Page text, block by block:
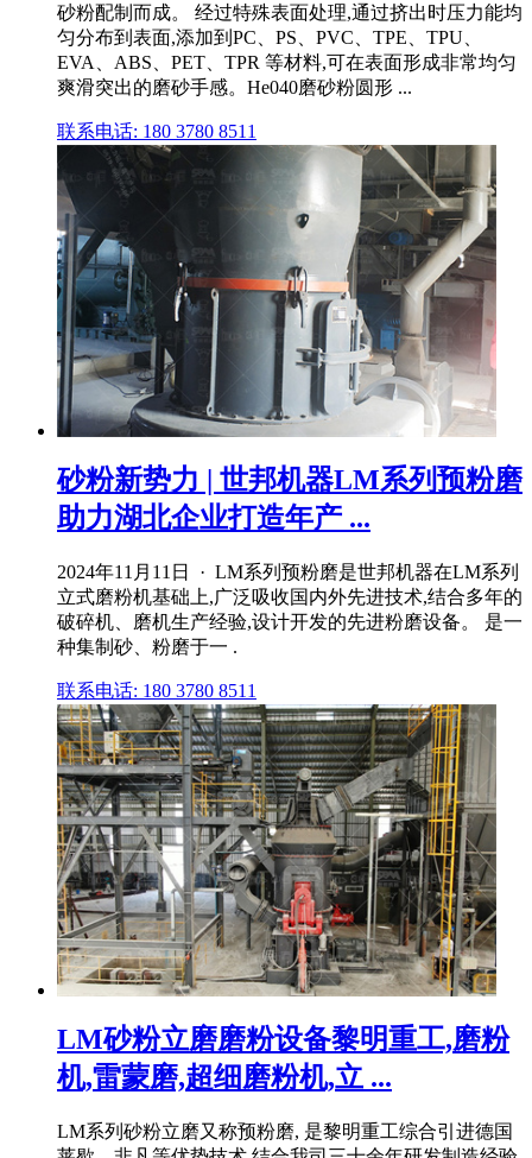
砂粉配制而成。 经过特殊表面处理,通过挤出时压力能均
匀分布到表面,添加到PC、PS、PVC、TPE、TPU、
EVA、ABS、PET、TPR 等材料,可在表面形成非常均匀
爽滑突出的磨砂手感。He040磨砂粉圆形 ...
联系电话: 180 3780 8511
砂粉新势力 | 世邦机器LM系列预粉磨
助力湖北企业打造年产 ...
2024年11月11日 · LM系列预粉磨是世邦机器在LM系列
立式磨粉机基础上,广泛吸收国内外先进技术,结合多年的
破碎机、磨机生产经验,设计开发的先进粉磨设备。 是一
种集制砂、粉磨于一 .
联系电话: 180 3780 8511
LM砂粉立磨磨粉设备黎明重工,磨粉
机,雷蒙磨,超细磨粉机,立 ...
LM系列砂粉立磨又称预粉磨, 是黎明重工综合引进德国